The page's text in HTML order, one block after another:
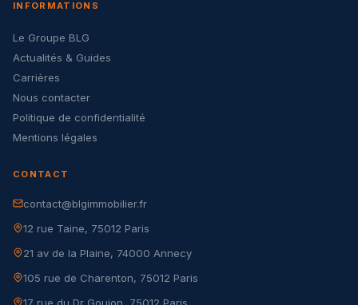
INFORMATIONS
Le Groupe BLG
Actualités & Guides
Carrières
Nous contacter
Politique de confidentialité
Mentions légales
CONTACT
contact@blgimmobilier.fr
12 rue Taine, 75012 Paris
21 av de la Plaine, 74000 Annecy
105 rue de Charenton, 75012 Paris